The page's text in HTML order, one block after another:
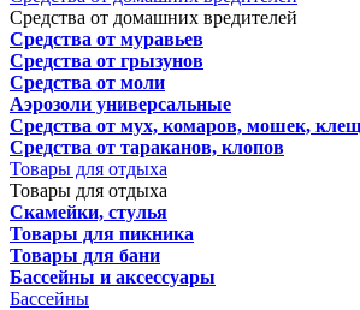
Средства от домашних вредителей
Средства от муравьев
Средства от грызунов
Средства от моли
Аэрозоли универсальные
Средства от мух, комаров, мошек,
Средства от тараканов, клопов
Товары для отдыха
Товары для отдыха
Скамейки, стулья
Товары для пикника
Товары для бани
Бассейны и аксессуары
Бассейны